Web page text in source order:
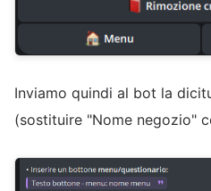
Inviamo quindi al bot la
(sostituire "Nome negozio"